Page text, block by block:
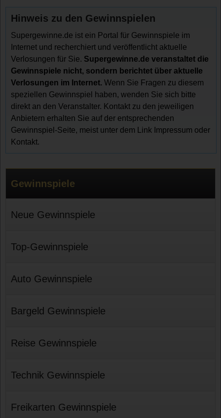
Hinweis zu den Gewinnspielen
Supergewinne.de ist ein Portal für Gewinnspiele im
Internet und recherchiert und veröffentlicht aktuelle
Verlosungen für Sie. Supergewinne.de veranstaltet die
Gewinnspiele nicht, sondern berichtet über aktuelle
Verlosungen im Internet. Wenn Sie Fragen zu diesem
speziellen Gewinnspiel haben, wenden Sie sich bitte
direkt an den Veranstalter. Kontakt zu den jeweiligen
Anbietern erhalten Sie auf der entsprechenden
Gewinnspiel-Seite, meist unter dem Link Impressum oder
Kontakt.
Gewinnspiele
Neue Gewinnspiele
Top-Gewinnspiele
Auto Gewinnspiele
Bargeld Gewinnspiele
Reise Gewinnspiele
Technik Gewinnspiele
Freikarten Gewinnspiele